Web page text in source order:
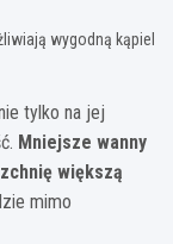
wygodną kąpiel
tylko na jej
Mniejsze wanny
większą
mimo